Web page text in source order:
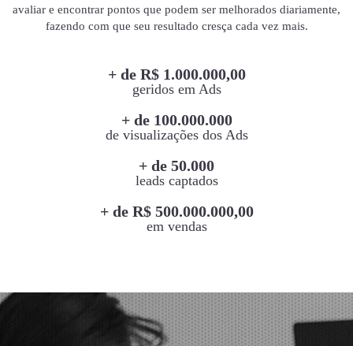
avaliar e encontrar pontos que podem ser melhorados diariamente,
fazendo com que seu resultado cresça cada vez mais.
+ de R$ 1.000.000,00
geridos em Ads
+ de 100.000.000
de visualizações dos Ads
+ de 50.000
leads captados
+ de R$ 500.000.000,00
em vendas